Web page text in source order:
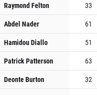
Raymond Felton
33
Abdel Nader
61
Hamidou Diallo
51
Patrick Patterson
63
Deonte Burton
32